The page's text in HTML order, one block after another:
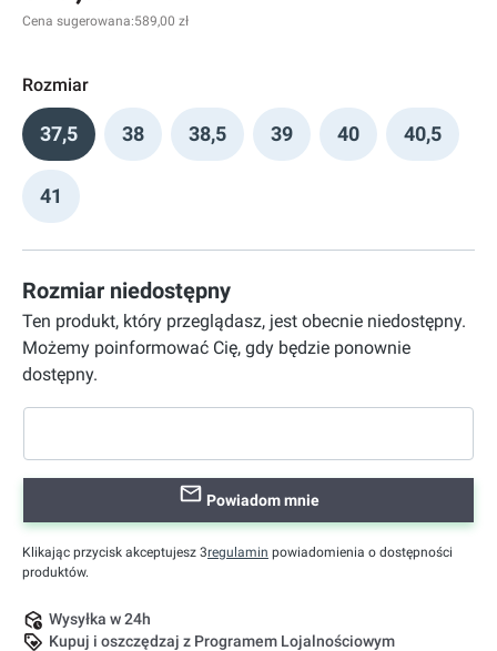
Cena sugerowana:589,00 zł
Rozmiar
37,5 38 38,5 39 40 40,5
41
Rozmiar niedostępny
Ten produkt, który przeglądasz, jest obecnie niedostępny.
Możemy poinformować Cię, gdy będzie ponownie
dostępny.
Powiadom mnie
Klikając przycisk akceptujesz 3regulamin powiadomienia o dostępności
produktów.
Wysyłka w 24h
Kupuj i oszczędzaj z Programem Lojalnościowym